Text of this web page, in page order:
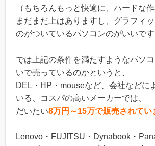
（もちろんもっと快適に、ハードな
まだまだ上はありますし、グラフィ
のがついているパソコンのがいいです
では上記の条件を満たすようなパソ
いで売っているのかというと、
DEL・HP・mouseなど、会社などに
いる、コスパの高いメーカーでは、
だいたい8万円～15万で販売されてい
Lenovo・FUJITSU・Dynabook・